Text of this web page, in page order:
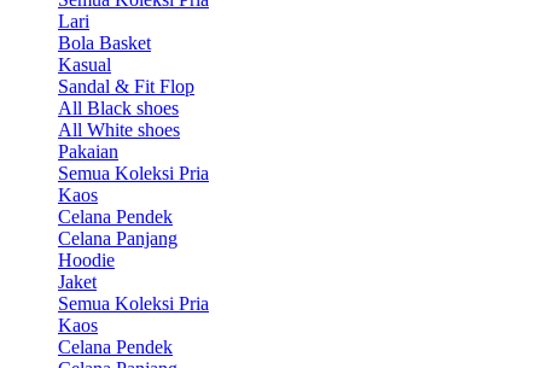
Lari
Bola Basket
Kasual
Sandal & Fit Flop
All Black shoes
All White shoes
Pakaian
Semua Koleksi Pria
Kaos
Celana Pendek
Celana Panjang
Hoodie
Jaket
Semua Koleksi Pria
Kaos
Celana Pendek